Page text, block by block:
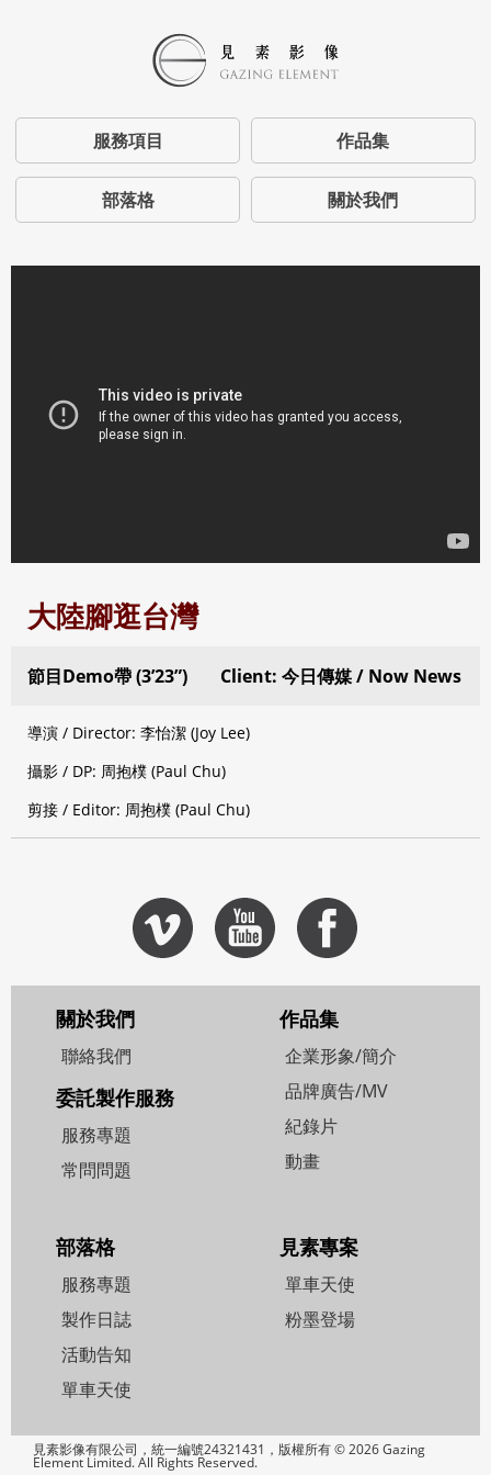
服務項目 作品集
部落格 關於我們
大陸腳逛台灣
節目Demo帶 (3’23”) Client: 今日傳媒 / Now News
導演 / Director: 李怡潔 (Joy Lee)
攝影 / DP: 周抱樸 (Paul Chu)
剪接 / Editor: 周抱樸 (Paul Chu)
關於我們
聯絡我們
委託製作服務
服務專題
常問問題
作品集
企業形象/簡介
品牌廣告/MV
紀錄片
動畫
部落格
服務專題
製作日誌
活動告知
單車天使
見素專案
單車天使
粉墨登場
見素影像有限公司，統一編號24321431，版權所有 © 2026 Gazing
Element Limited. All Rights Reserved.